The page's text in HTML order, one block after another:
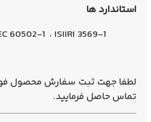
استاندارد ها
تماس حاصل فرمایید.